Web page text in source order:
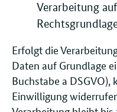
Verarbeitung
Erfolgt die
Daten auf Grundlage
Buchstabe a
Einwilligung